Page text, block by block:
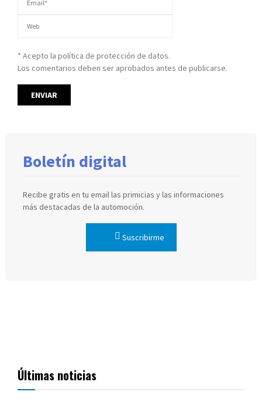
* Acepto la política de protección de datos.
Los comentarios deben ser aprobados antes de publicarse.
Boletín digital
Recibe gratis en tu email las primicias y las informaciones
más destacadas de la automoción.
Suscribirme
Últimas noticias